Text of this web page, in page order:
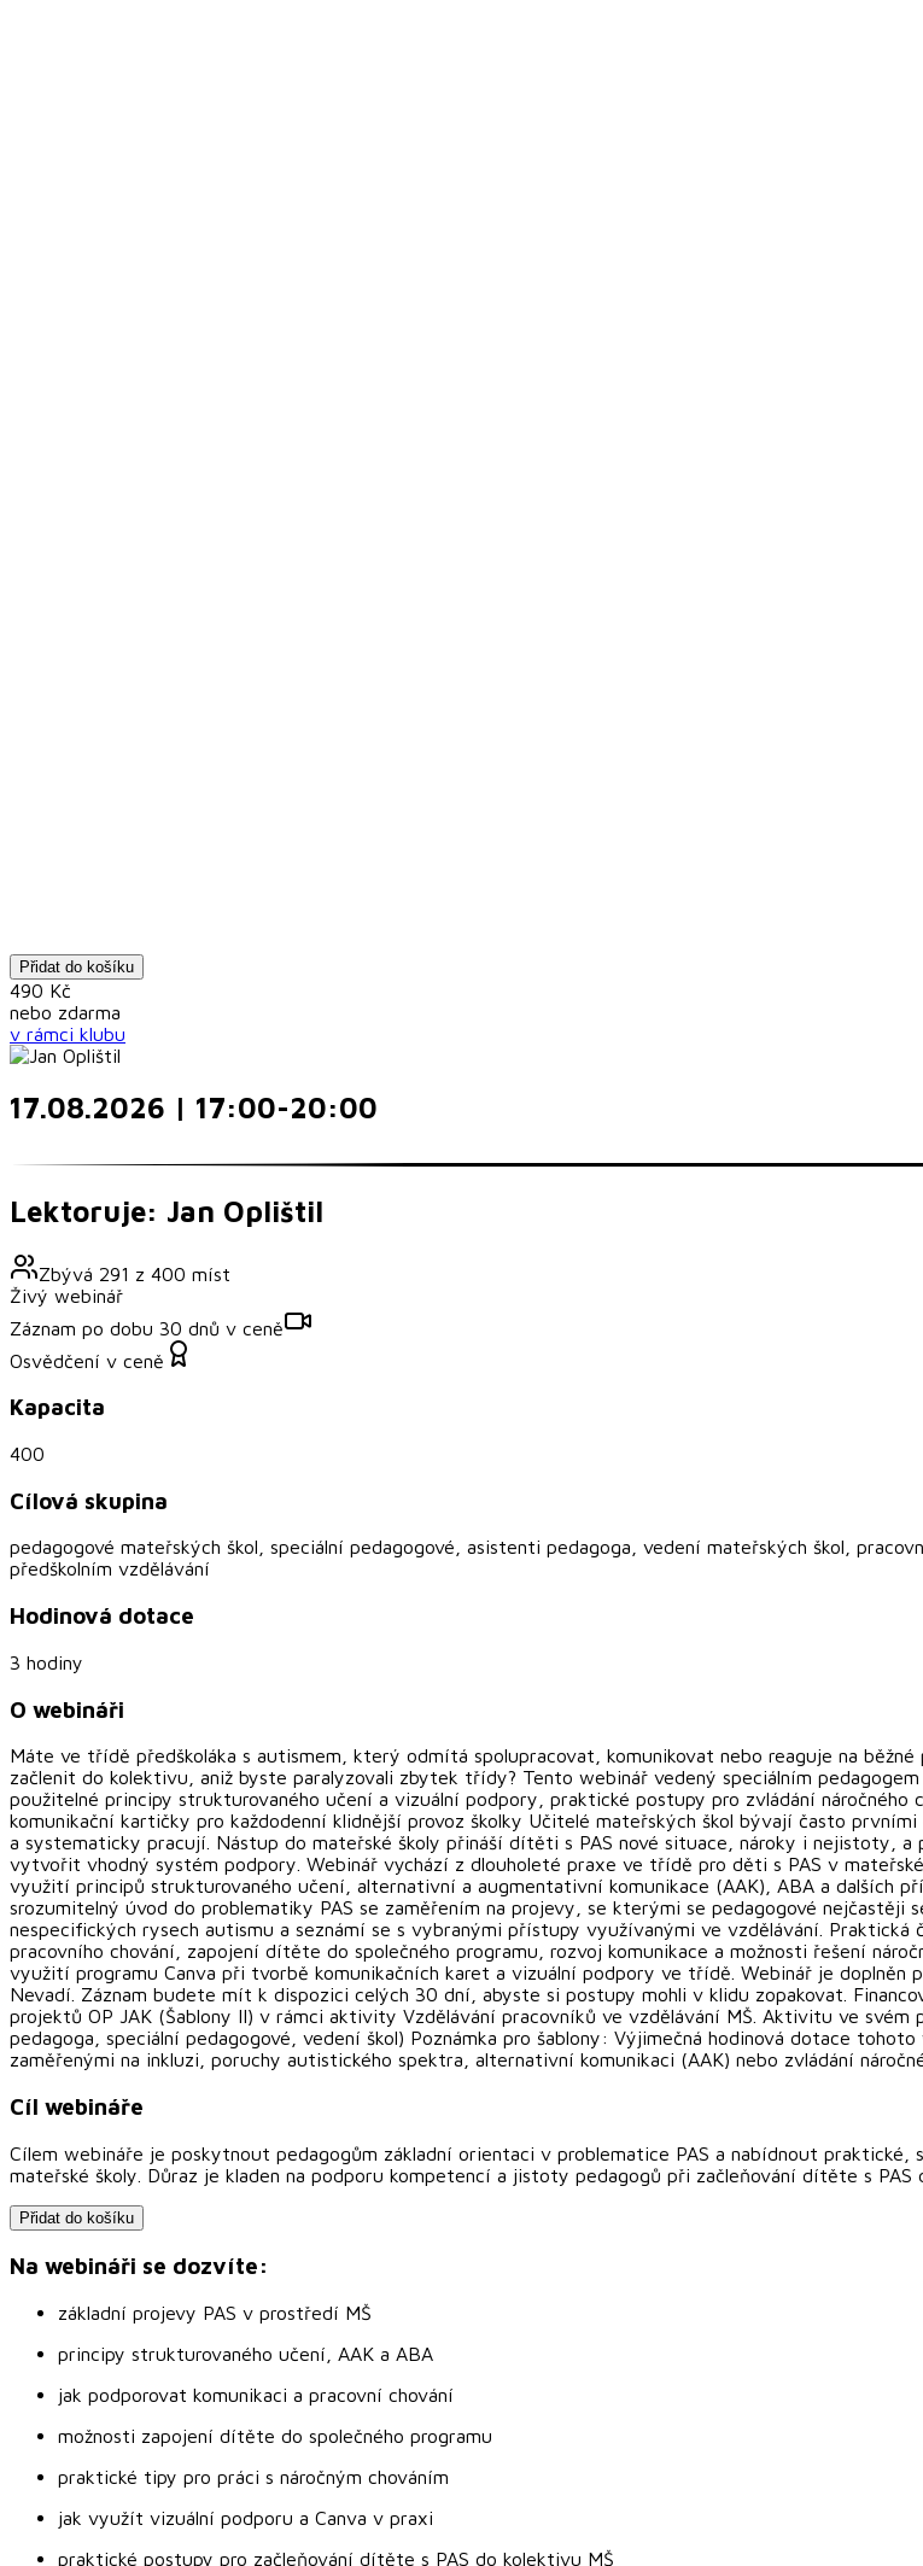
Přidat do košíku
490 Kč
nebo zdarma
v rámci klubu
17.08.2026 | 17:00-20:00
Lektoruje: Jan Oplištil
Zbývá 291 z 400 míst
Živý webinář
Záznam po dobu 30 dnů v ceně
Osvědčení v ceně
Kapacita
400
Cílová skupina
pedagogové mateřských škol, speciální pedagogové, asistenti pedagoga, vedení mateřských škol,
předškolním vzdělávání
Hodinová dotace
3 hodiny
O webináři
Máte ve třídě předškoláka s autismem, který odmítá spolupracovat, komunikovat nebo reaguje na
začlenit do kolektivu, aniž byste paralyzovali zbytek třídy? Tento webinář vedený speciálním
použitelné principy strukturovaného učení a vizuální podpory, praktické postupy pro zvládání
komunikační kartičky pro každodenní klidnější provoz školky Učitelé mateřských škol bývají často
a systematicky pracují. Nástup do mateřské školy přináší dítěti s PAS nové situace, nároky i nejistoty,
vytvořit vhodný systém podpory. Webinář vychází z dlouholeté praxe ve třídě pro děti s PAS v
využití principů strukturovaného učení, alternativní a augmentativní komunikace (AAK), ABA a dalších
srozumitelný úvod do problematiky PAS se zaměřením na projevy, se kterými se pedagogové
nespecifických rysech autismu a seznámí se s vybranými přístupy využívanými ve vzdělávání.
pracovního chování, zapojení dítěte do společného programu, rozvoj komunikace a možnosti řešení
využití programu Canva při tvorbě komunikačních karet a vizuální podpory ve třídě. Webinář je
Nevadí. Záznam budete mít k dispozici celých 30 dní, abyste si postupy mohli v klidu zopakovat.
projektů OP JAK (Šablony II) v rámci aktivity Vzdělávání pracovníků ve vzdělávání MŠ. Aktivitu ve
pedagoga, speciální pedagogové, vedení škol) Poznámka pro šablony: Výjimečná hodinová dotace
zaměřenými na inkluzi, poruchy autistického spektra, alternativní komunikaci (AAK) nebo zvládání
Cíl webináře
Cílem webináře je poskytnout pedagogům základní orientaci v problematice PAS a nabídnout
mateřské školy. Důraz je kladen na podporu kompetencí a jistoty pedagogů při začleňování dítěte s PAS
Přidat do košíku
Na webináři se dozvíte:
základní projevy PAS v prostředí MŠ
principy strukturovaného učení, AAK a ABA
jak podporovat komunikaci a pracovní chování
možnosti zapojení dítěte do společného programu
praktické tipy pro práci s náročným chováním
jak využít vizuální podporu a Canva v praxi
praktické postupy pro začleňování dítěte s PAS do kolektivu MŠ